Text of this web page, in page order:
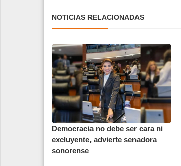
NOTICIAS RELACIONADAS
Democracia no debe ser cara ni
excluyente, advierte senadora
sonorense